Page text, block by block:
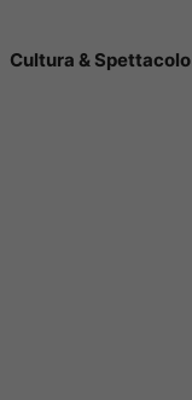
Cultura & Spettacolo